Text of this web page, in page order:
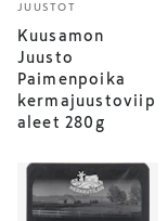
JUUSTOT
Kuusamon
Juusto
Paimenpoika
kermajuustoviip
aleet 280g